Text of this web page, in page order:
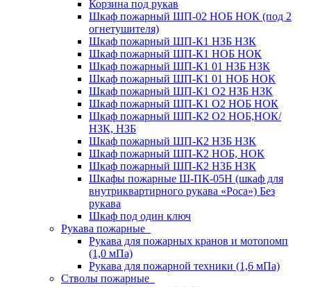
Корзина под рукав
Шкаф пожарный ШП-02 НОБ НОК (под 2
огнетушителя)
Шкаф пожарный ШП-К1 НЗБ НЗК
Шкаф пожарный ШП-К1 НОБ НОК
Шкаф пожарный ШП-К1 01 НЗБ НЗК
Шкаф пожарный ШП-К1 01 НОБ НОК
Шкаф пожарный ШП-К1 О2 НЗБ НЗК
Шкаф пожарный ШП-К1 О2 НОБ НОК
Шкаф пожарный ШП-К2 О2 НОБ,НОК/
НЗК, НЗБ
Шкаф пожарный ШП-К2 НЗБ НЗК
Шкаф пожарный ШП-К2 НОБ, НОК
Шкаф пожарный ШП-К2 НЗБ НЗК
Шкафы пожарные Ш-ПК-05Н (шкаф для
внутриквартирного рукава «Роса») Без
рукава
Шкаф под один ключ
Рукава пожарные
Рукава для пожарных кранов и мотопомп
(1,0 мПа)
Рукава для пожарной техники (1,6 мПа)
Стволы пожарные